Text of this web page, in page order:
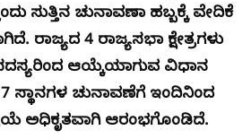
ಸುತ್ತಿನ ಚುನಾವಣಾ ಹಬ್ಬಕ್ಕೆ ವೇದಿಕೆ
ರಾಜ್ಯದ 4 ರಾಜ್ಯಸಭಾ ಕ್ಷೇತ್ರಗಳು
ಆಯ್ಕೆಯಾಗುವ ವಿಧಾನ
ಸ್ಥಾನಗಳ ಚುನಾವಣೆಗೆ ಇಂದಿನಿಂದ
ಅಧಿಕೃತವಾಗಿ ಆರಂಭಗೊಂಡಿದೆ.